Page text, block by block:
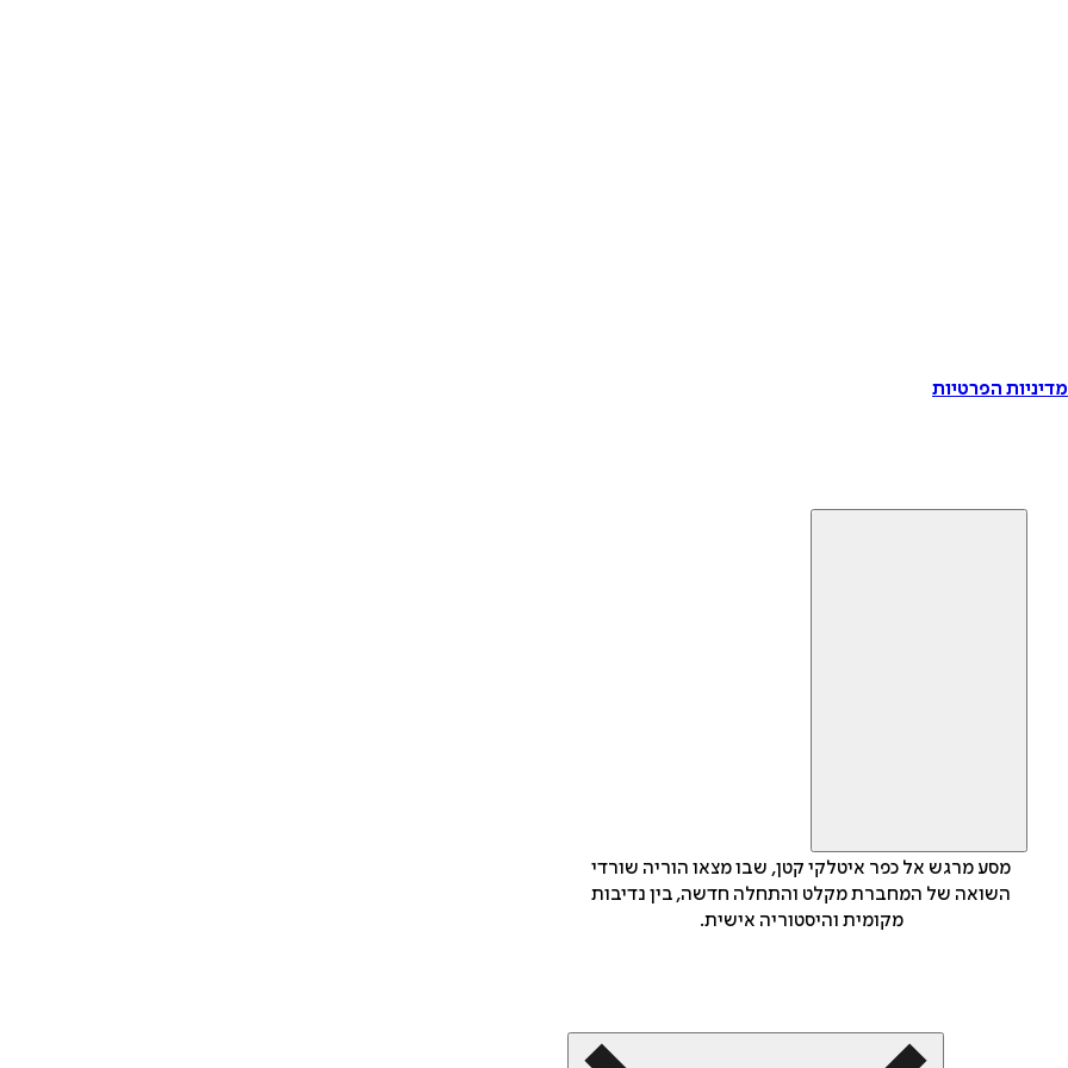
הפרטיות
מסע מרגש אל כפר איטלקי קטן, שבו מצאו הוריה שורדי
השואה של המחברת מקלט והתחלה חדשה, בין נדיבות
מקומית והיסטוריה אישית.